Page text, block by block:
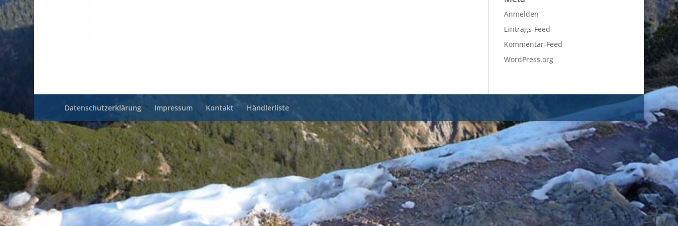
Anmelden
Eintrags-Feed
Kommentar-Feed
WordPress.org
Datenschutzerklärung Impressum Kontakt Händlerliste